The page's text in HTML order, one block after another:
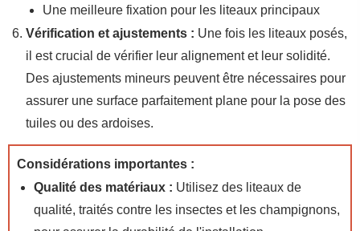
Une meilleure fixation pour les liteaux principaux
Vérification et ajustements : Une fois les liteaux posés,
il est crucial de vérifier leur alignement et leur solidité.
Des ajustements mineurs peuvent être nécessaires pour
assurer une surface parfaitement plane pour la pose des
tuiles ou des ardoises.
Considérations importantes :
Qualité des matériaux : Utilisez des liteaux de
qualité, traités contre les insectes et les champignons,